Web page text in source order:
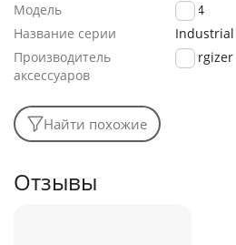
Модель
LR14
Название серии
Industrial
Производитель
аксессуаров
Energizer
Найти похожие
Отзывы